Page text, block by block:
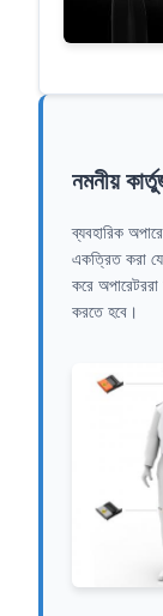
নমনীয়
ব্যবহারিক
একত্রিত করা
করে অপারেটররা
করতে হবে।